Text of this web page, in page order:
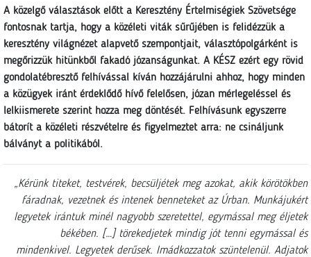
A közelgő választások előtt a Keresztény Értelmiségiek Szövetsége
fontosnak tartja, hogy a közéleti viták sűrűjében is felidézzük a
keresztény világnézet alapvető szempontjait, választópolgárként is
megőrizzük hitünkből fakadó józanságunkat. A KÉSZ ezért egy rövid
gondolatébresztő felhívással kíván hozzájárulni ahhoz, hogy minden
a közügyek iránt érdeklődő hívő felelősen, józan mérlegeléssel és
lelkiismerete szerint hozza meg döntését. Felhívásunk egyszerre
bátorít a közéleti részvételre és figyelmeztet arra: ne csináljunk
bálványt a politikából.
„Kérünk titeket, testvérek, becsüljétek meg azokat, akik körötökben
fáradnak, vezetnek és intenek benneteket az Úrban. Munkájukért
legyetek irántuk minél nagyobb szeretettel, egymással meg éljetek
békében. […] törekedjetek mindig jót tenni egymással és
mindenkivel. Legyetek derűsek. Imádkozzatok szüntelenül. Adjatok